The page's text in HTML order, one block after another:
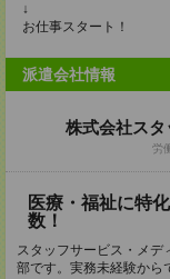
↓
お仕事スタート！
派遣会社情報
株式会社ス
労
医療・福祉に特
数！
スタッフサービス・メデ
部です。実務未経験から